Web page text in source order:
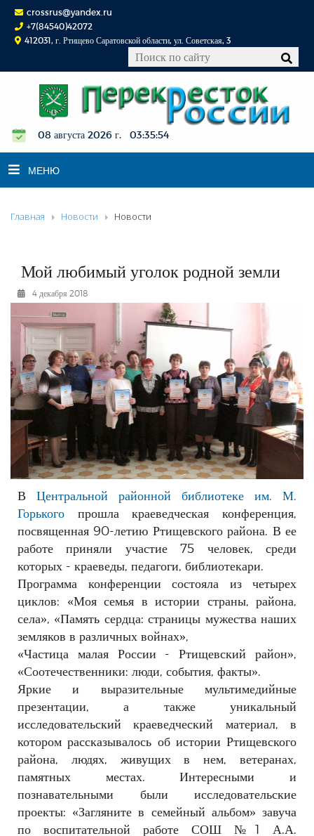
crossrus@yandex.ru
+7(84540)42072
412031, г. Ртищево Саратовской области, ул. Советская, 3
08 августа 2026 г. 03:35:54
МЕНЮ
НОВОСТИ
К СВЕДЕНИЮ
ФОТОРЕПОРТАЖИ
РЕКЛАМОДАТЕЛЯМ
ОБЪЯВЛЕНИЯ
КОНТАКТЫ
Главная Новости Новости
Мой любимый уголок родной земли
4 декабря 2018
В Центральной районной библиотеке им. М.
Горького прошла краеведческая конференция,
посвященная 90-летию Ртищевского района. В ее
работе приняли участие 75 человек, среди
которых - краеведы, педагоги, библиотекари.
Программа конференции состояла из четырех
циклов: «Моя семья в истории страны, района,
села», «Память сердца: страницы мужества наших
земляков в различных войнах»,
«Частица малая России - Ртищевский район»,
«Соотечественники: люди, события, факты».
Яркие и выразительные мультимедийные
презентации, а также уникальный
исследовательский краеведческий материал, в
котором рассказывалось об истории Ртищевского
района, людях, живущих в нем, ветеранах,
памятных местах. Интересными и
познавательными были исследовательские
проекты: «Загляните в семейный альбом» завуча
по воспитательной работе СОШ №1 А.А.